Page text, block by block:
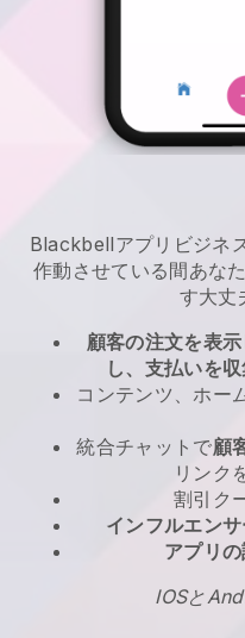
Blackbellアプリ ビジネ
作動させている間あな
す大丈
顧客の注文を表
し、支払いを
コンテンツ、ホー
統合チャットで顧
リンク
割引ク
インフルエン
アプリ
IOSと